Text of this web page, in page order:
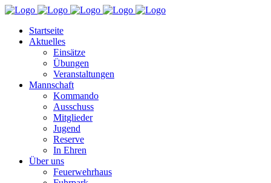
Startseite
Aktuelles
Einsätze
Übungen
Veranstaltungen
Mannschaft
Kommando
Ausschuss
Mitglieder
Jugend
Reserve
In Ehren
Über uns
Feuerwehrhaus